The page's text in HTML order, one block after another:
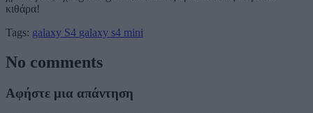
κιθάρα!
Tags: galaxy S4 galaxy s4 mini
No comments
Αφήστε μια απάντηση